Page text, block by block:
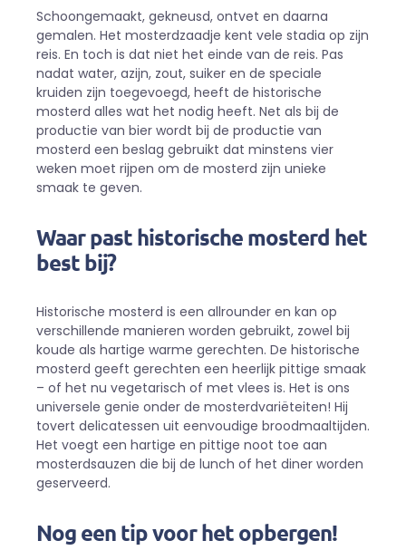
Schoongemaakt, gekneusd, ontvet en daarna
gemalen. Het mosterdzaadje kent vele stadia op zijn
reis. En toch is dat niet het einde van de reis. Pas
nadat water, azijn, zout, suiker en de speciale
kruiden zijn toegevoegd, heeft de historische
mosterd alles wat het nodig heeft. Net als bij de
productie van bier wordt bij de productie van
mosterd een beslag gebruikt dat minstens vier
weken moet rijpen om de mosterd zijn unieke
smaak te geven.
Waar past historische mosterd het
best bij?
Historische mosterd is een allrounder en kan op
verschillende manieren worden gebruikt, zowel bij
koude als hartige warme gerechten. De historische
mosterd geeft gerechten een heerlijk pittige smaak
– of het nu vegetarisch of met vlees is. Het is ons
universele genie onder de mosterdvariëteiten! Hij
tovert delicatessen uit eenvoudige broodmaaltijden.
Het voegt een hartige en pittige noot toe aan
mosterdsauzen die bij de lunch of het diner worden
geserveerd.
Nog een tip voor het opbergen!